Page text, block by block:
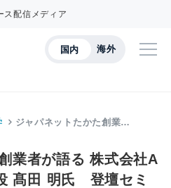
ス配信メディア
国内 海外
ジャパネットたかた創業…
業者が語る 株式会社A
髙田 明氏 登壇セミ